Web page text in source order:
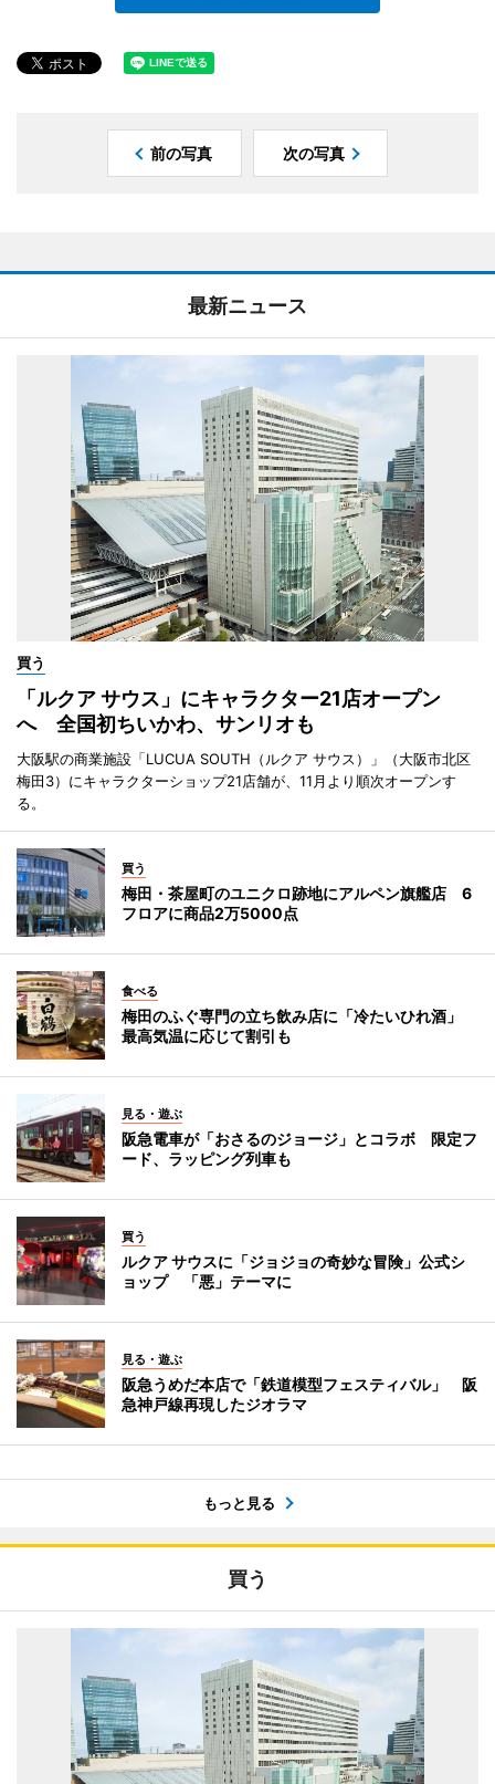
前の写真 次の写真
最新ニュース
買う
「ルクア サウス」にキャラクター21店オープン
へ 全国初ちいかわ、サンリオも
大阪駅の商業施設「LUCUA SOUTH（ルクア サウス）」（大阪市北区
梅田3）にキャラクターショップ21店舗が、11月より順次オープンす
る。
買う
梅田・茶屋町のユニクロ跡地にアルペン旗艦店 6
フロアに商品2万5000点
食べる
梅田のふぐ専門の立ち飲み店に「冷たいひれ酒」
最高気温に応じて割引も
見る・遊ぶ
阪急電車が「おさるのジョージ」とコラボ 限定フ
ード、ラッピング列車も
買う
ルクア サウスに「ジョジョの奇妙な冒険」公式シ
ョップ 「悪」テーマに
見る・遊ぶ
阪急うめだ本店で「鉄道模型フェスティバル」 阪
急神戸線再現したジオラマ
もっと見る
買う